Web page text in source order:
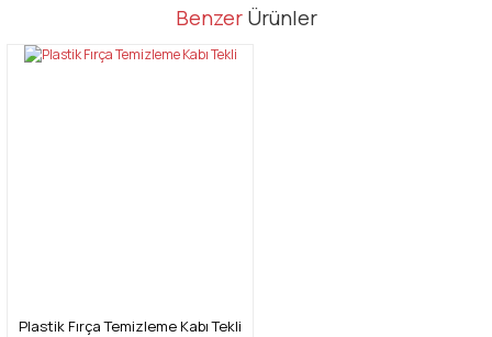
Bu ürüne ilk yorumu siz yapın!
Bu ürünün fiyat bilgisi, resim, ürün açıklamalarında ve diğer
tarafımıza iletebilirsiniz.
Benzer Ürünler
Plastik Fırça Temizleme Kabı Tekli